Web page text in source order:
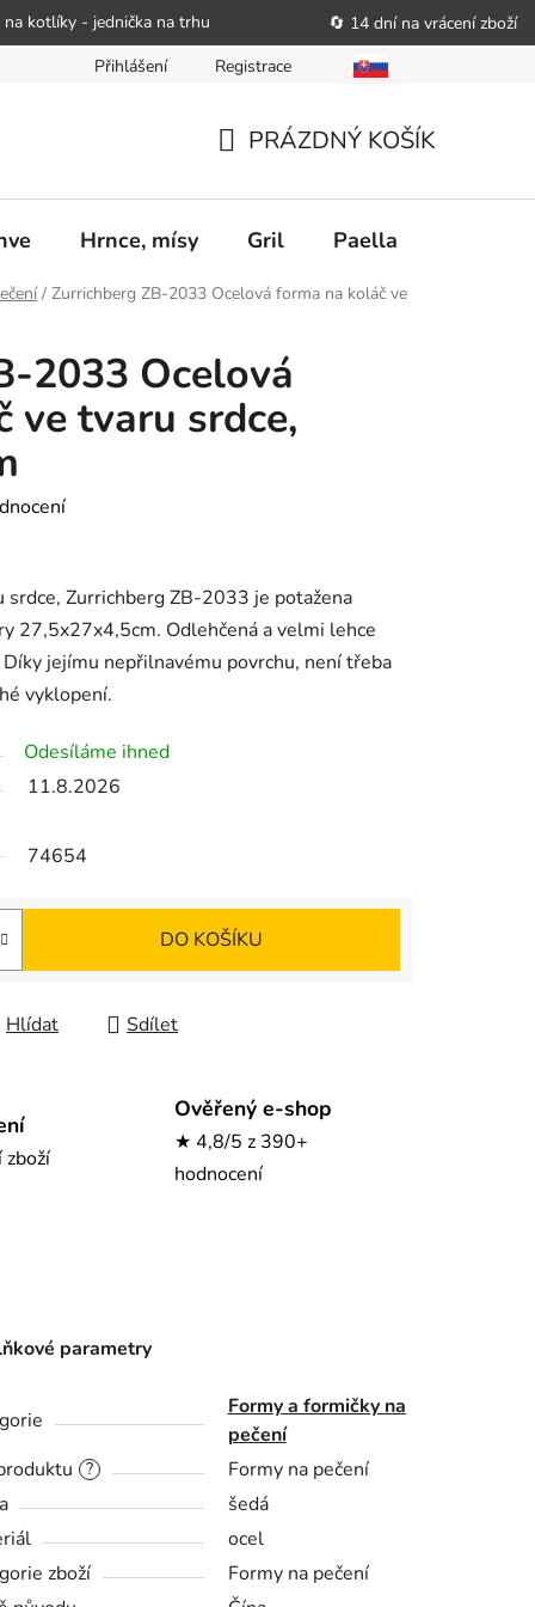
na kotlíky - jednička na trhu 🔄 14 dní na vrácení zboží
podat obchodníkovi žádost o nápravu Reklamační řád
Přihlášení Registrace
KOŠÍK
PRÁZDNÝ KOŠÍK
Hrnce, mísy Gril Paella
/ Zurrichberg ZB-2033 Ocelová forma na koláč ve
2033 Ocelová
ve tvaru srdce,
srdce, Zurrichberg ZB-2033 je potažena
27,5x27x4,5cm. Odlehčená a velmi lehce
jejímu nepřilnavému povrchu, není třeba
vyklopení.
Odesíláme ihned
11.8.2026
74654
DO KOŠÍKU
Hlídat Sdílet
zboží
Ověřený e-shop
★ 4,8/5 z 390+
hodnocení
parametry
Formy a formičky na
pečení
?
Formy na pečení
šedá
ocel
zboží
Formy na pečení